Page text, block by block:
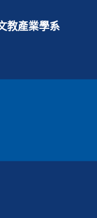
教產業學系